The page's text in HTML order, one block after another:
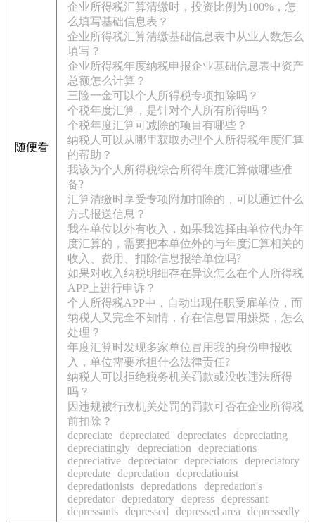
随便看
企业所得税汇算清缴时，投资比例为100%，怎
么填写基础信息表？
企业所得税汇算清缴基础信息表中从业人数怎么
填写？
企业所得税年度纳税申报企业基础信息表中资产
总额怎么计算？
三险一金可以个人所得税专项扣除吗？
个税年度汇算，是针对个人所有所得吗？
个税年度汇算可减除的项目有哪些？
纳税人可以从哪里获取办理个人所得税年度汇算
的帮助？
我该为个人所得税综合所得年度汇算做哪些准
备?
汇算清缴时享受专项附加扣除的，可以通过什么
方式报送信息？
我在单位以外有收入，如果我选择由单位代办年
度汇算的，需要把本单位外的与年度汇算相关的
收入、费用、扣除信息报给单位吗?
如果对收入纳税明细存在异议怎么在个人所得税
APP上进行申诉？
个人所得税APP中，自动出现任职受雇单位，而
纳税人又完全不知情，存在信息冒用嫌疑，怎么
处理？
年度汇算时发现多家单位冒用我的身份申报收
入，单位需要承担什么法律责任?
纳税人可以拒绝税务机关罚款或没收违法所得
吗？
因违规被行政机关处罚的罚款可否在企业所得税
前扣除？
depreciate depreciated depreciates depreciating
depreciatingly depreciation
depreciations
depreciative depreciator depreciators depreciatory
depredate depredation
depredationist
depredationists depredations depredation's
depredator depredatory depress depressant
depressants depressed depressed area depressedly